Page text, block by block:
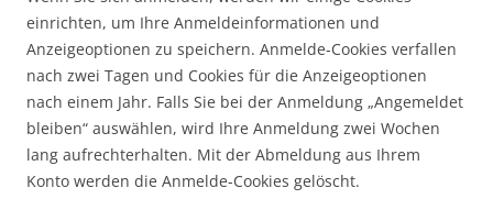
einrichten, um Ihre Anmeldeinformationen und
Anzeigeoptionen zu speichern. Anmelde-Cookies verfallen
nach zwei Tagen und Cookies für die Anzeigeoptionen
nach einem Jahr. Falls Sie bei der Anmeldung „Angemeldet
bleiben“ auswählen, wird Ihre Anmeldung zwei Wochen
lang aufrechterhalten. Mit der Abmeldung aus Ihrem
Konto werden die Anmelde-Cookies gelöscht.